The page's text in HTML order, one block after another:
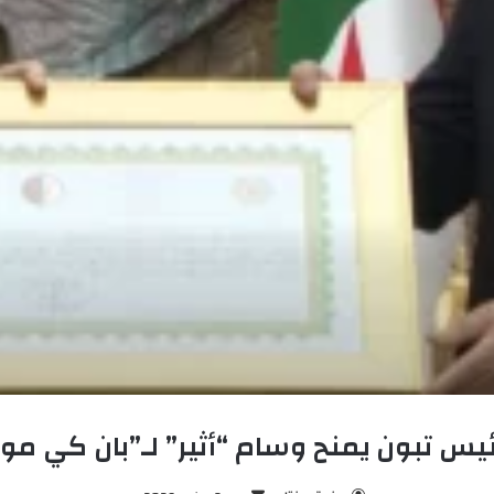
تبون يمنح وسام “أثير” لـ”بان كي